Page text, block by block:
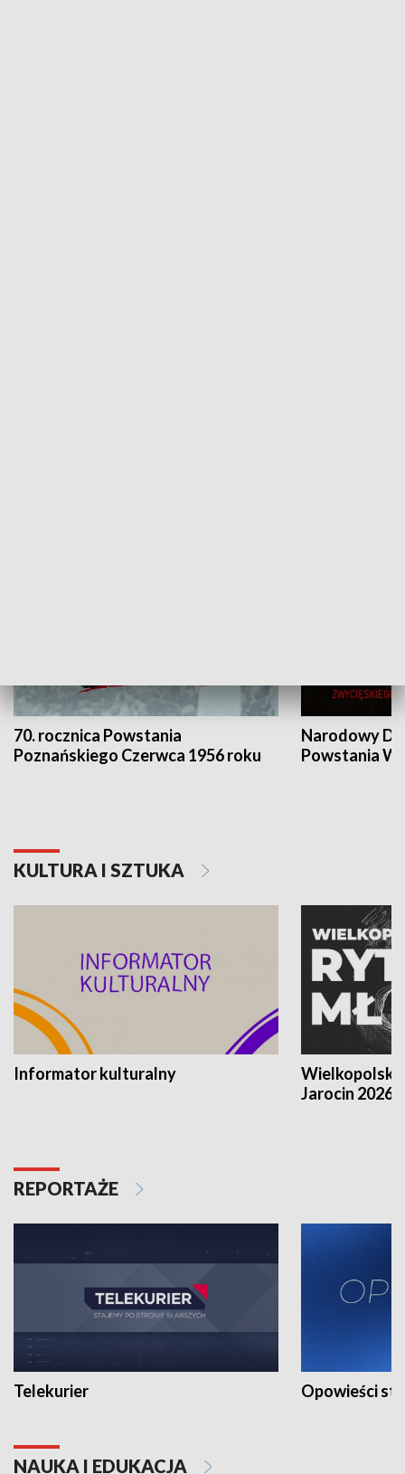
70. rocznica Powstania
Poznańskiego Czerwca 1956 roku
Narodowy
Powstania
KULTURA I SZTUKA
Informator kulturalny
Jarocin 2026
REPORTAŻE
Telekurier Opowieści
NAUKA I EDUKACJA